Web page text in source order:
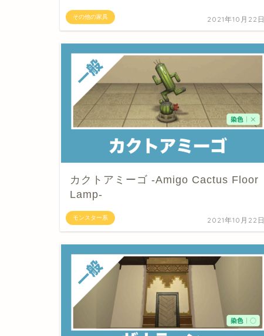
その他の家具 2021年10月22日
モンスター系
カクトアミーゴ -Amigo Cactus Floor
Lamp-
2021年10月22日